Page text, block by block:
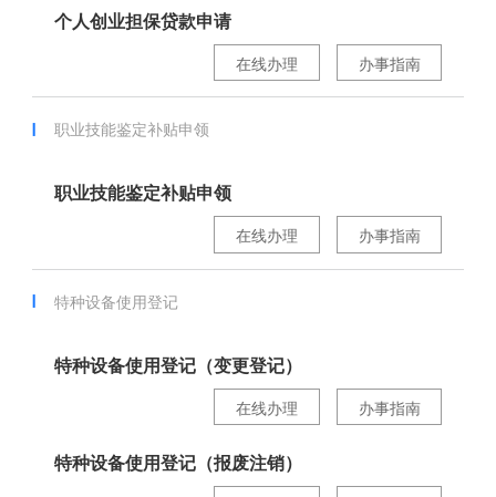
个人创业担保贷款申请
办事指南
在线办理
职业技能鉴定补贴申领
职业技能鉴定补贴申领
办事指南
在线办理
特种设备使用登记
特种设备使用登记（变更登记）
办事指南
在线办理
特种设备使用登记（报废注销）